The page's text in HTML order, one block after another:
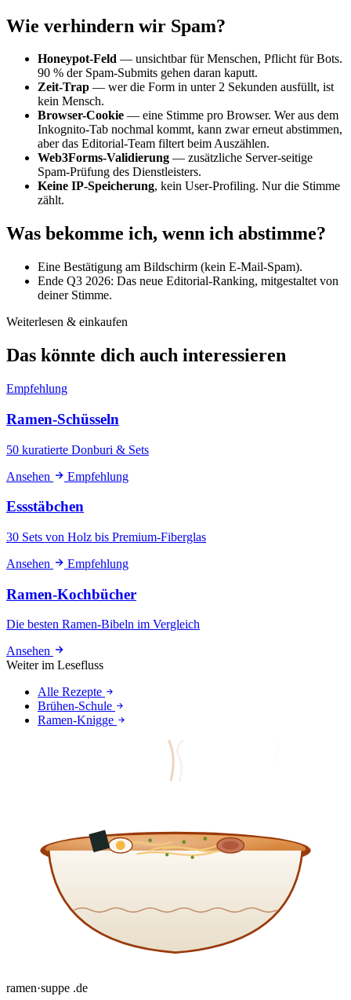
Wie verhindern wir Spam?
Honeypot-Feld — unsichtbar für Menschen, Pflicht für Bots.
90 % der Spam-Submits gehen daran kaputt.
Zeit-Trap — wer die Form in unter 2 Sekunden ausfüllt, ist
kein Mensch.
Browser-Cookie — eine Stimme pro Browser. Wer aus dem
Inkognito-Tab nochmal kommt, kann zwar erneut abstimmen,
aber das Editorial-Team filtert beim Auszählen.
Web3Forms-Validierung — zusätzliche Server-seitige
Spam-Prüfung des Dienstleisters.
Keine IP-Speicherung, kein User-Profiling. Nur die Stimme
zählt.
Was bekomme ich, wenn ich abstimme?
Eine Bestätigung am Bildschirm (kein E-Mail-Spam).
Ende Q3 2026: Das neue Editorial-Ranking, mitgestaltet von
deiner Stimme.
Weiterlesen & einkaufen
Das könnte dich auch interessieren
Empfehlung
Ramen-Schüsseln
50 kuratierte Donburi & Sets
Ansehen
Empfehlung
Essstäbchen
30 Sets von Holz bis Premium-Fiberglas
Ansehen
Empfehlung
Ramen-Kochbücher
Die besten Ramen-Bibeln im Vergleich
Ansehen
Weiter im Lesefluss
Alle Rezepte
Brühen-Schule
Ramen-Knigge
ramen·suppe .de